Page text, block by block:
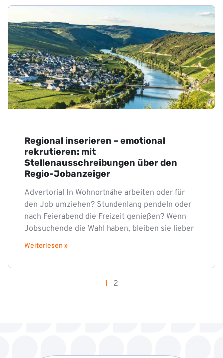
Regional inserieren – emotional
rekrutieren: mit
Stellenausschreibungen über den
Regio-Jobanzeiger
Advertorial In Wohnortnähe arbeiten oder für
den Job umziehen? Stundenlang pendeln oder
nach Feierabend die Freizeit genießen? Wenn
Jobsuchende die Wahl haben, bleiben sie lieber
Weiterlesen »
1 2